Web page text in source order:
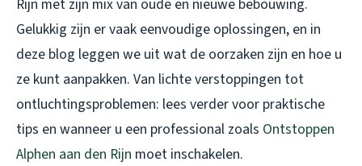
Rijn met zijn mix van oude en nieuwe bebouwing.
Gelukkig zijn er vaak eenvoudige oplossingen, en in
deze blog leggen we uit wat de oorzaken zijn en hoe u
ze kunt aanpakken. Van lichte verstoppingen tot
ontluchtingsproblemen: lees verder voor praktische
tips en wanneer u een professional zoals Ontstoppen
Alphen aan den Rijn moet inschakelen.